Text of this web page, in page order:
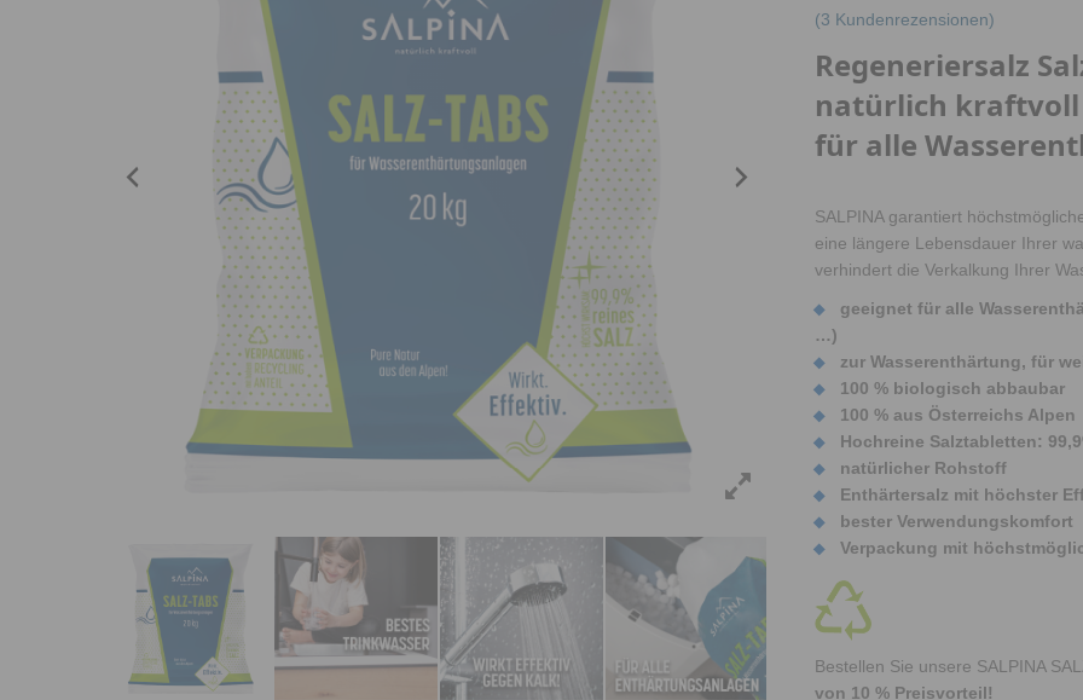
(3 Kundenrezensionen)
Regeneriersalz
natürlich
für alle
SALPINA garantiert
eine längere Lebensdauer Ihrer
verhindert die Verkalkung Ihrer
geeignet für alle
…)
zur Wasserenthärtung, für
100 % biologisch abbaubar
100 % aus Österreichs Alpen
Hochreine Salztabletten:
natürlicher Rohstoff
Enthärtersalz mit höchster
bester Verwendungskomfort
Verpackung mit
Bestellen Sie unsere SALPINA
von 10 % Preisvorteil!